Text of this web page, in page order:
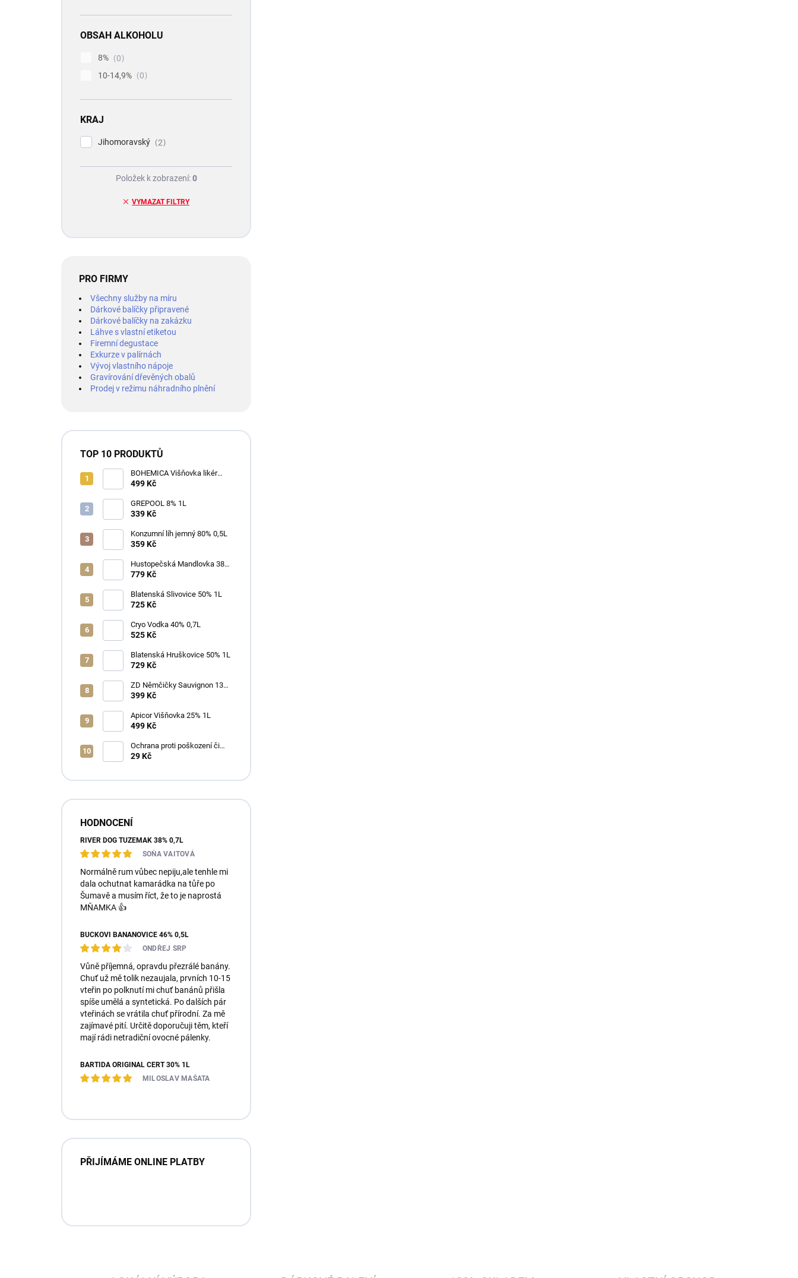
OBSAH ALKOHOLU
8%
0
10-14,9%
0
KRAJ
Jihomoravský 2
VYMAZAT FILTRY
Položek k zobrazení:0
PRO FIRMY
Všechny služby na míru
Dárkové balíčky připravené
Dárkové balíčky na zakázku
Láhve s vlastní etiketou
Firemní degustace
Exkurze v palírnách
Vývoj vlastního nápoje
Gravírování dřevěných obalů
Prodej v režimu náhradního plnění
TOP 10 PRODUKTŮ
BOHEMICA Višňovka likér
25% 0,7L
499 Kč
GREPOOL 8% 1L
339 Kč
Konzumní líh jemný 80% 0,5L
359 Kč
Hustopečská Mandlovka 38%
1L
779 Kč
Blatenská Slivovice 50% 1L
725 Kč
Cryo Vodka 40% 0,7L
525 Kč
Blatenská Hruškovice 50% 1L
729 Kč
ZD Němčičky Sauvignon 13%
2025 Bag in Box 3L - suché
399 Kč
Apicor Višňovka 25% 1L
499 Kč
Ochrana proti poškození či
ztrátě
29 Kč
HODNOCENÍ
RIVER DOG TUZEMÁK 38% 0,7L
SOŇA VAITOVÁ
Normálně rum vůbec nepiju,ale tenhle mi
dala ochutnat kamarádka na tůře po
Šumavě a musím říct, že to je naprostá
MŇAMKA 👍
BUČKOVI BANÁNOVICE 46% 0,5L
ONDŘEJ SRP
Vůně příjemná, opravdu přezrálé banány.
Chuť už mě tolik nezaujala, prvních 10-15
vteřin po polknutí mi chuť banánů přišla
spíše umělá a syntetická. Po dalších pár
vteřinách se vrátila chuť přírodní. Za mě
zajímavé pití. Určitě doporučuji těm, kteří
mají rádi netradiční ovocné pálenky.
BARTIDA ORIGINÁL ČERT 30% 1L
MILOSLAV MAŠATA
PŘIJÍMÁME ONLINE PLATBY